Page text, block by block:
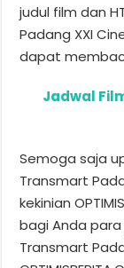
judul film dan
Padang XXI
dapat
Jadwal
Semoga saja
Transmart
kekinian
bagi Anda
Transmart